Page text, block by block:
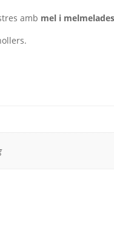
amb mel i melmelades